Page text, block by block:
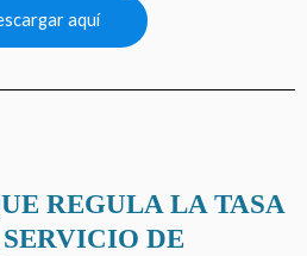
aquí
REGULA LA TASA
DE